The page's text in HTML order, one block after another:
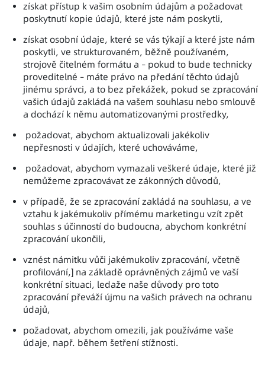
získat přístup k vašim osobním údajům a požadovat
poskytnutí kopie údajů, které jste nám poskytli,
získat osobní údaje, které se vás týkají a které jste nám
poskytli, ve strukturovaném, běžně používaném,
strojově čitelném formátu a – pokud to bude technicky
proveditelné – máte právo na předání těchto údajů
jinému správci, a to bez překážek, pokud se zpracování
vašich údajů zakládá na vašem souhlasu nebo smlouvě
a dochází k němu automatizovanými prostředky,
požadovat, abychom aktualizovali jakékoliv
nepřesnosti v údajích, které uchováváme,
požadovat, abychom vymazali veškeré údaje, které již
nemůžeme zpracovávat ze zákonných důvodů,
v případě, že se zpracování zakládá na souhlasu, a ve
vztahu k jakémukoliv přímému marketingu vzít zpět
souhlas s účinností do budoucna, abychom konkrétní
zpracování ukončili,
vznést námitku vůči jakémukoliv zpracování, včetně
profilování,] na základě oprávněných zájmů ve vaší
konkrétní situaci, ledaže naše důvody pro toto
zpracování převáží újmu na vašich právech na ochranu
údajů,
požadovat, abychom omezili, jak používáme vaše
údaje, např. během šetření stížnosti.